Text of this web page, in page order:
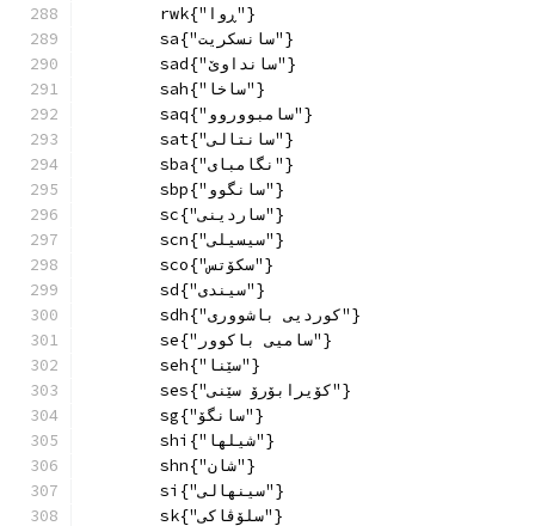
        rwk{"ڕوا"}
        sa{"سانسکريت"}
        sad{"سانداوێ"}
        sah{"ساخا"}
        saq{"سامبووروو"}
        sat{"سانتالی"}
        sba{"نگامبای"}
        sbp{"سانگوو"}
        sc{"ساردینی"}
        scn{"سیسیلی"}
        sco{"سکۆتس"}
        sd{"سيندی"}
        sdh{"کوردیی باشووری"}
        se{"سامیی باکوور"}
        seh{"سێنا"}
        ses{"کۆیرابۆرۆ سێنی"}
        sg{"سانگۆ"}
        shi{"شیلها"}
        shn{"شان"}
        si{"سینهالی"}
        sk{"سلۆڤاكی"}